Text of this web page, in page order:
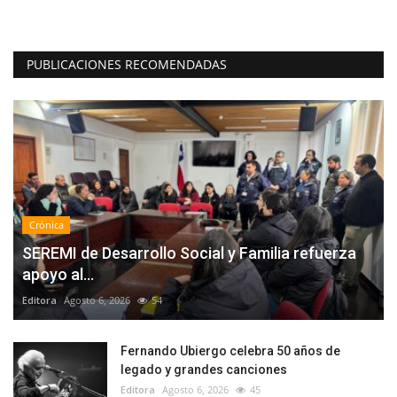
PUBLICACIONES RECOMENDADAS
Crónica
SEREMI de Desarrollo Social y Familia refuerza
apoyo al...
Editora Agosto 6, 2026 54
Fernando Ubiergo celebra 50 años de
legado y grandes canciones
Editora Agosto 6, 2026 45